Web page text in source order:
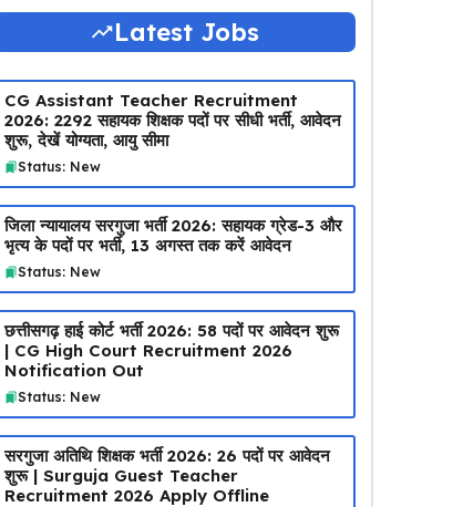
Latest Jobs
CG Assistant Teacher Recruitment
2026: 2292 सहायक शिक्षक पदों पर सीधी भर्ती, आवेदन
शुरू, देखें योग्यता, आयु सीमा
Status: New
जिला न्यायालय सरगुजा भर्ती 2026: सहायक ग्रेड-3 और
भृत्य के पदों पर भर्ती, 13 अगस्त तक करें आवेदन
Status: New
छत्तीसगढ़ हाई कोर्ट भर्ती 2026: 58 पदों पर आवेदन शुरू
| CG High Court Recruitment 2026
Notification Out
Status: New
सरगुजा अतिथि शिक्षक भर्ती 2026: 26 पदों पर आवेदन
शुरू | Surguja Guest Teacher
Recruitment 2026 Apply Offline